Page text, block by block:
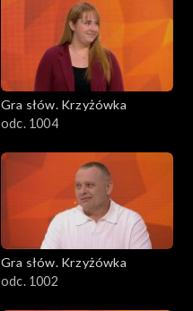
Gra słów. Krzyżówka
odc. 1004
Gra słów. Krzyżówka
odc. 1002